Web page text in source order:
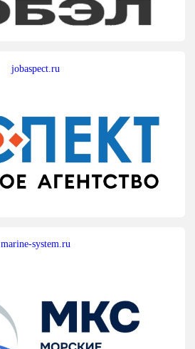
jobaspect.ru
marine-system.ru